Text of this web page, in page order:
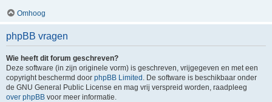
Omhoog
phpBB vragen
Wie heeft dit forum geschreven?
Deze software (in zijn originele vorm) is geschreven, vrijgegeven en met een
copyright beschermd door phpBB Limited . De software is beschikbaar onder
de GNU General Public License en mag vrij verspreid worden, raadpleeg
over phpBB voor meer informatie.